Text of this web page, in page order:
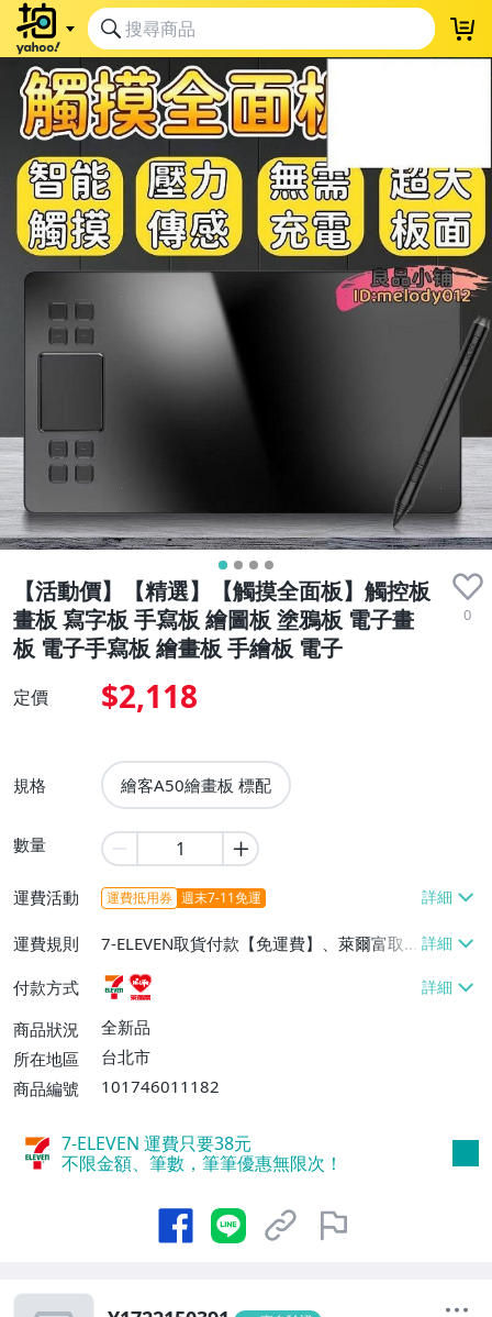
【活動價】【精選】【觸摸全面板】觸控板
畫板 寫字板 手寫板 繪圖板 塗鴉板 電子畫
板 電子手寫板 繪畫板 手繪板 電子
0
定價 $2,118
規格 繪客A50繪畫板 標配
數量
運費活動 運費抵用券 週末7-11免運
運費規則
7-ELEVEN取貨付款【免運費】、萊爾富取
貨付款【免運費】
付款方式
商品狀況
全新品
所在地區
台北市
商品編號
101746011182
7-ELEVEN 運費只要38元
不限金額、筆數，筆筆優惠無限次！